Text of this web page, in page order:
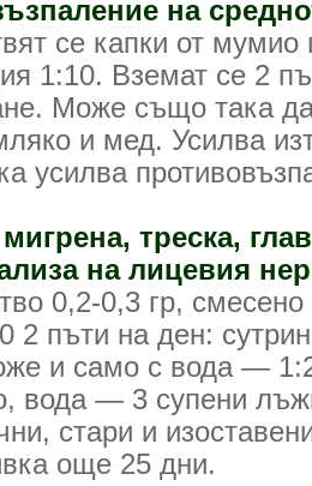
на
се капки от
1:10. Вземат се 2
Може също така
и мед. Усилва
усилва
треска,
на лицевия
0,2-0,3 гр,
2 пъти на ден:
и само с вода —
вода — 3 супени
стари и
още 25 дни.